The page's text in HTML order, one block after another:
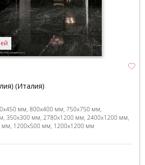
(Италия)
мм 800x400 мм 750x750 мм
350x300 мм 2780x1200 мм 2400x1200 мм
мм 1200x500 мм 1200x1200 мм